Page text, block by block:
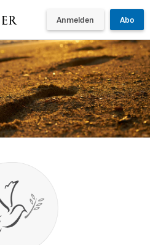
Anmelden Abo